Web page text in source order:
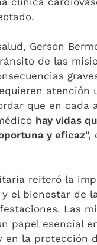
Gerson
de las
atención
que en cada
hay vidas
y eficaz",
reiteró la
el bienestar de
Las
papel esencial
en la protección